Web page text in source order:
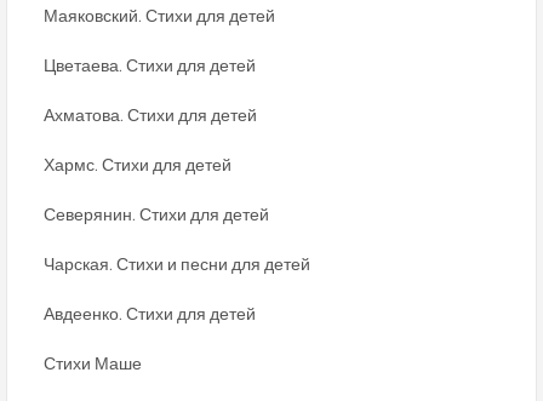
Маяковский. Стихи для детей
Цветаева. Стихи для детей
Ахматова. Стихи для детей
Хармс. Стихи для детей
Северянин. Стихи для детей
Чарская. Стихи и песни для детей
Авдеенко. Стихи для детей
Стихи Маше